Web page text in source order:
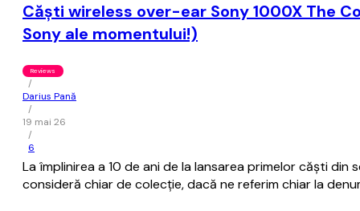
Căști wireless over-ear Sony 1000X The
Sony ale momentului!)
Reviews
/
Darius Pană
/
19 mai 26
/
6
La împlinirea a 10 de ani de la lansarea primelor căști
consideră chiar de colecție, dacă ne referim chiar la